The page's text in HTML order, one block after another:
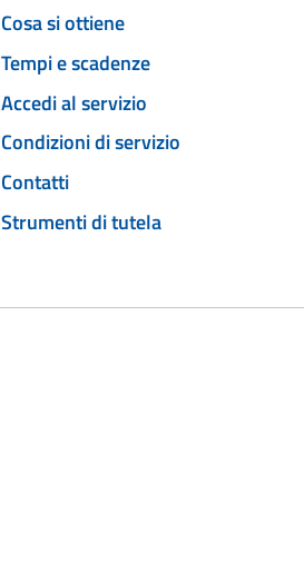
Cosa si ottiene
Tempi e scadenze
Accedi al servizio
Condizioni di servizio
Contatti
Strumenti di tutela